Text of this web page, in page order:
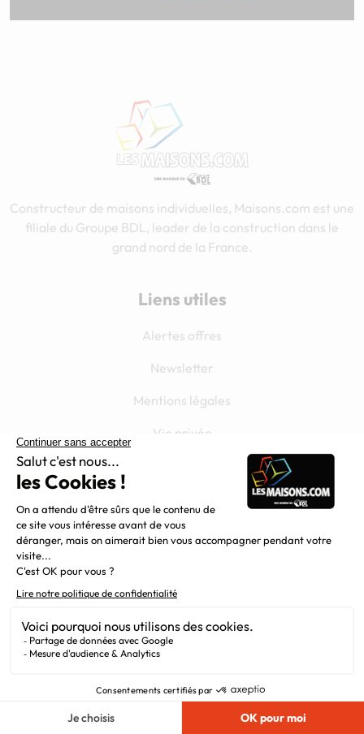
Constructeur de maisons individuelles, Maisons.com est une
filiale du Groupe BDL, leader de la construction dans le
grand nord de la France.
Liens utiles
Alertes offres
Newsletter
Mentions légales
Vie privée
Filiales
Chargement...
Nous suivre